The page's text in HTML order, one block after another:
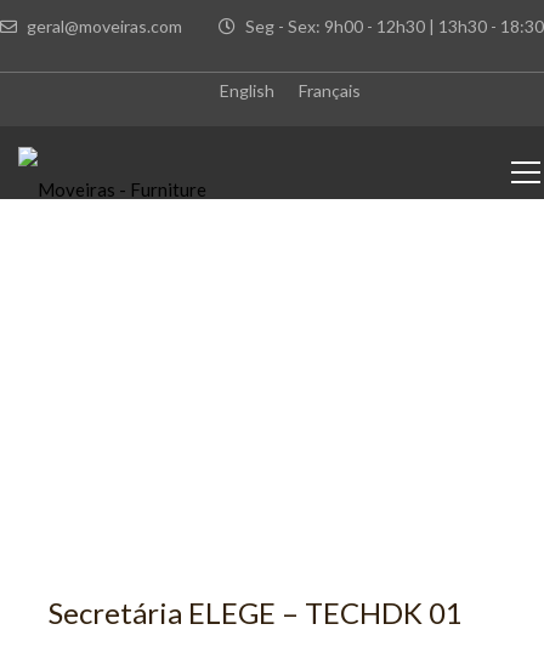
geral@moveiras.com Seg - Sex: 9h00 - 12h30 | 13h30 - 18:30
English Français
Secretária ELEGE – TECHDK 01